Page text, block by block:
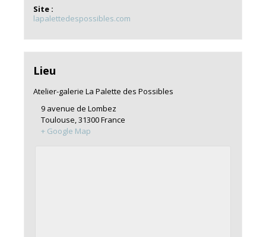
Site :
lapalettedespossibles.com
Lieu
Atelier-galerie La Palette des Possibles
9 avenue de Lombez
Toulouse,31300France
+ Google Map